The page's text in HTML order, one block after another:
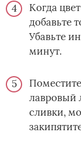
Когда
добавьте
Убавьте
минут.
лавровый
сливки,